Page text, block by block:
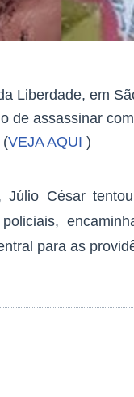
Liberdade, em
de assassinar
(VEJA AQUI )
César
para as